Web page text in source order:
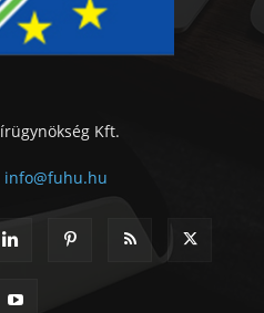
Kft.
info@fuhu.hu